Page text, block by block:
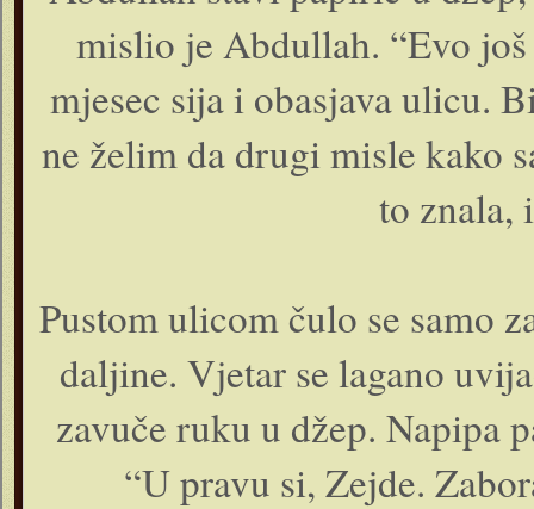
mislio je Abdullah. “Evo
mjesec sija i obasjava ulicu.
ne želim da drugi misle kako
to znala,
Pustom ulicom čulo se samo
daljine. Vjetar se lagano
zavuče ruku u džep. Napipa
“U pravu si, Zejde.